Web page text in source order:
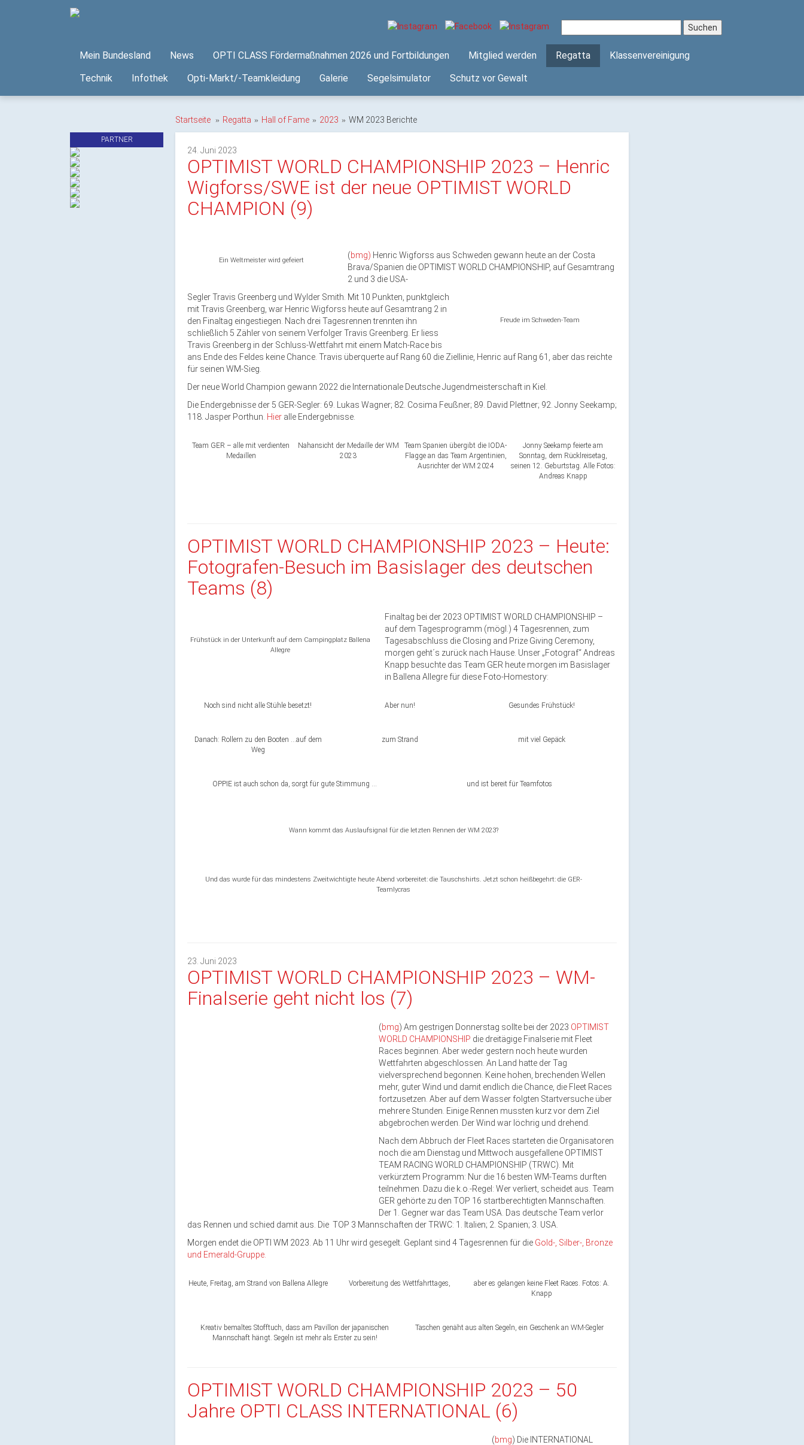
nach:
Mein Bundesland News OPTI CLASS Fördermaßnahmen 2026 und Fortbildungen Mitglied werden Regatta
Klassenvereinigung
Technik
Infothek Opti-Markt/-Teamkleidung Galerie Segelsimulator Schutz vor Gewalt
PARTNER
Startseite Regatta Hall of Fame 2023 WM 2023 Berichte
24. Juni 2023
OPTIMIST WORLD CHAMPIONSHIP 2023 – Henric
Wigforss/SWE ist der neue OPTIMIST WORLD
CHAMPION (9)
Ein Weltmeister wird gefeiert
(bmg) Henric Wigforss aus Schweden gewann heute an der Costa
Brava/Spanien die OPTIMIST WORLD CHAMPIONSHIP, auf Gesamtrang
2 und 3 die USA-
Freude im Schweden-Team
Segler Travis Greenberg und Wylder Smith. Mit 10 Punkten, punktgleich
mit Travis Greenberg, war Henric Wigforss heute auf Gesamtrang 2 in
den Finaltag eingestiegen. Nach drei Tagesrennen trennten ihn
schließlich 5 Zähler von seinem Verfolger Travis Greenberg. Er liess
Travis Greenberg in der Schluss-Wettfahrt mit einem Match-Race bis
ans Ende des Feldes keine Chance. Travis überquerte auf Rang 60 die Ziellinie, Henric auf Rang 61, aber das reichte
für seinen WM-Sieg.
Der neue World Champion gewann 2022 die Internationale Deutsche Jugendmeisterschaft in Kiel.
Die Endergebnisse der 5 GER-Segler: 69. Lukas Wagner; 82. Cosima Feußner; 89. David Plettner; 92. Jonny Seekamp;
118. Jasper Porthun. Hier alle Endergebnisse.
Team GER – alle mit verdienten
Medaillen
Nahansicht der Medaille der WM
2023
Team Spanien übergibt die IODA-
Flagge an das Team Argentinien,
Ausrichter der WM 2024
Jonny Seekamp feierte am
Sonntag, dem Rücklreisetag,
seinen 12. Geburtstag. Alle Fotos:
Andreas Knapp
OPTIMIST WORLD CHAMPIONSHIP 2023 – Heute:
Fotografen-Besuch im Basislager des deutschen
Teams (8)
Frühstück in der Unterkunft auf dem Campingplatz Ballena
Allegre
Finaltag bei der 2023 OPTIMIST WORLD CHAMPIONSHIP –
auf dem Tagesprogramm (mögl.) 4 Tagesrennen, zum
Tagesabschluss die Closing and Prize Giving Ceremony,
morgen geht´s zurück nach Hause. Unser „Fotograf“ Andreas
Knapp besuchte das Team GER heute morgen im Basislager
in Ballena Allegre für diese Foto-Homestory:
Noch sind nicht alle Stühle besetzt! Aber nun! Gesundes Frühstück!
Danach: Rollern zu den Booten …auf dem
Weg
zum Strand mit viel Gepäck
OPPIE ist auch schon da, sorgt für gute Stimmung … und ist bereit für Teamfotos
Wann kommt das Auslaufsignal für die letzten Rennen der WM 2023?
Und das wurde für das mindestens Zweitwichtigte heute Abend vorbereitet: die Tauschshirts. Jetzt schon heißbegehrt: die GER-
Teamlycras
23. Juni 2023
OPTIMIST WORLD CHAMPIONSHIP 2023 – WM-
Finalserie geht nicht los (7)
(bmg) Am gestrigen Donnerstag sollte bei der 2023 OPTIMIST
WORLD CHAMPIONSHIP die dreitägige Finalserie mit Fleet
Races beginnen. Aber weder gestern noch heute wurden
Wettfahrten abgeschlossen. An Land hatte der Tag
vielversprechend begonnen. Keine hohen, brechenden Wellen
mehr, guter Wind und damit endlich die Chance, die Fleet Races
fortzusetzen. Aber auf dem Wasser folgten Startversuche über
mehrere Stunden. Einige Rennen mussten kurz vor dem Ziel
abgebrochen werden. Der Wind war löchrig und drehend.
Nach dem Abbruch der Fleet Races starteten die Organisatoren
noch die am Dienstag und Mittwoch ausgefallene OPTIMIST
TEAM RACING WORLD CHAMPIONSHIP (TRWC). Mit
verkürztem Programm: Nur die 16 besten WM-Teams durften
teilnehmen. Dazu die k.o.-Regel: Wer verliert, scheidet aus. Team
GER gehörte zu den TOP 16 startberechtigten Mannschaften.
Der 1. Gegner war das Team USA. Das deutsche Team verlor
das Rennen und schied damit aus. Die TOP 3 Mannschaften der TRWC: 1. Italien; 2. Spanien; 3. USA.
Morgen endet die OPTI WM 2023. Ab 11 Uhr wird gesegelt. Geplant sind 4 Tagesrennen für die Gold-, Silber-, Bronze
und Emerald-Gruppe.
Heute, Freitag, am Strand von Ballena Allegre Vorbereitung des Wettfahrttages,
aber es gelangen keine Fleet Races. Fotos: A.
Knapp
Kreativ bemaltes Stofftuch, dass am Pavillon der japanischen
Mannschaft hängt. Segeln ist mehr als Erster zu sein!
Taschen genäht aus alten Segeln, ein Geschenk an WM-Segler
OPTIMIST WORLD CHAMPIONSHIP 2023 – 50
Jahre OPTI CLASS INTERNATIONAL (6)
(bmg) Die INTERNATIONAL